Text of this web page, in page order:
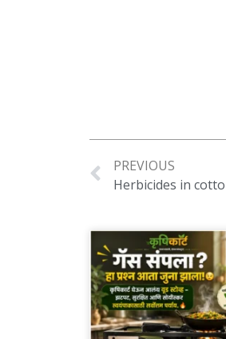
PREVIOUS
Herbicides in cotton